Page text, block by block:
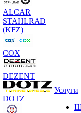
ALCAR
STAHLRAD
(KFZ)
COX
DEZENT
DOTZ
Услуги